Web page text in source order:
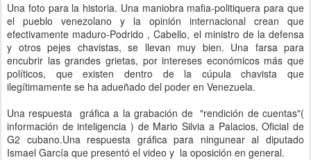
Una foto para la historia. Una maniobra mafia-politiquera para que
el pueblo venezolano y la opinión internacional crean que
efectivamente maduro-Podrido , Cabello, el ministro de la defensa
y otros pejes chavistas, se llevan muy bien. Una farsa para
encubrir las grandes grietas, por intereses económicos más que
políticos, que existen dentro de la cúpula chavista que
ilegítimamente se ha adueñado del poder en Venezuela.
Una respuesta gráfica a la grabación de "rendición de cuentas"(
información de inteligencia ) de Mario Silvia a Palacios, Oficial de
G2 cubano.Una respuesta gráfica para ningunear al diputado
Ismael García que presentó el video y la oposición en general.